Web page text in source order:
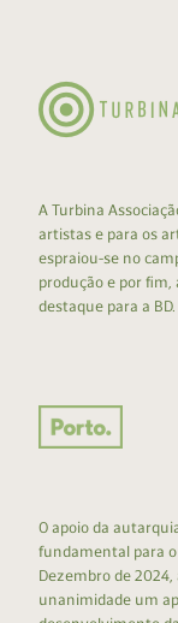
A Turbina
artistas e para os
espraiou-se no
produção e por fim,
destaque para a BD.
O apoio da
fundamental para
Dezembro de
unanimidade um